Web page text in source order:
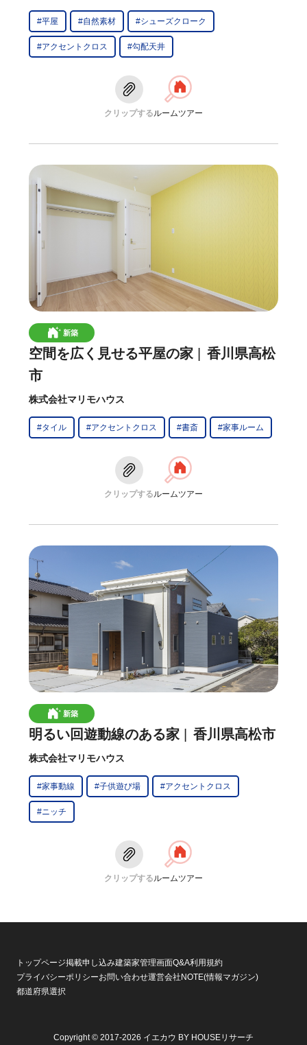
#平屋 #自然素材 #シューズクローク
#アクセントクロス #勾配天井
クリップするルームツアー
新築
空間を広く見せる平屋の家
香川県高松
市
株式会社マリモハウス
#タイル #アクセントクロス #書斎 #家事ルーム
クリップするルームツアー
新築
明るい回遊動線のある家 香川県高松市
株式会社マリモハウス
#家事動線 #子供遊び場 #アクセントクロス
#ニッチ
クリップする ルームツアー
トップページ掲載申し込み建築家管理画面Q&A利用規約
プライバシーポリシーお問い合わせ運営会社NOTE(情報マガジン)
都道府県選択
Copyright © 2017-2026 イエカウ BY HOUSEリサーチ